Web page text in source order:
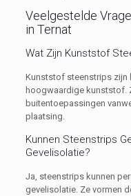
Veelgestelde
in Ternat
Wat Zijn Kunststof
Kunststof steenstrips zijn
hoogwaardige kunststof.
buitentoepassingen
plaatsing.
Kunnen Steenstrips
Gevelisolatie?
Ja, steenstrips kunnen
gevelisolatie. Ze vormen